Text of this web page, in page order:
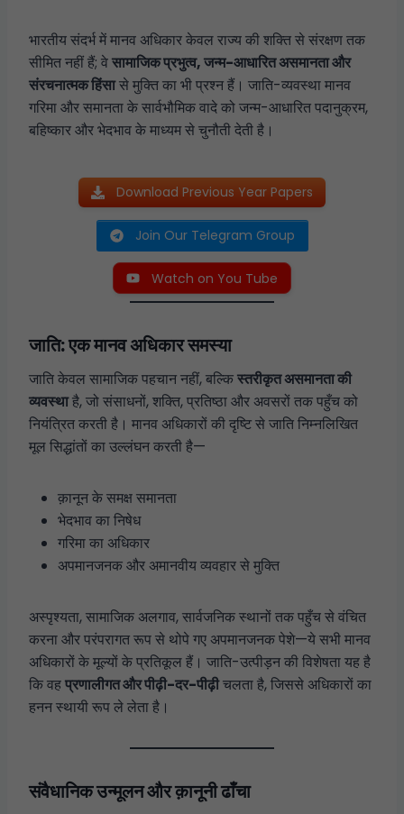
भारतीय संदर्भ में मानव अधिकार केवल राज्य की शक्ति से संरक्षण तक
सीमित नहीं हैं; वेसामाजिक प्रभुत्व, जन्म-आधारित असमानता और
संरचनात्मक हिंसासे मुक्ति का भी प्रश्न हैं। जाति-व्यवस्था मानव
गरिमा और समानता के सार्वभौमिक वादे को जन्म-आधारित पदानुक्रम,
बहिष्कार और भेदभाव के माध्यम से चुनौती देती है।
Download Previous Year Papers
Join Our Telegram Group
Watch on You Tube
जाति: एक मानव अधिकार समस्या
जाति केवल सामाजिक पहचान नहीं, बल्किस्तरीकृत असमानता की
व्यवस्थाहै, जो संसाधनों, शक्ति, प्रतिष्ठा और अवसरों तक पहुँच को
नियंत्रित करती है। मानव अधिकारों की दृष्टि से जाति निम्नलिखित
मूल सिद्धांतों का उल्लंघन करती है—
क़ानून के समक्ष समानता
भेदभाव का निषेध
गरिमा का अधिकार
अपमानजनक और अमानवीय व्यवहार से मुक्ति
अस्पृश्यता, सामाजिक अलगाव, सार्वजनिक स्थानों तक पहुँच से वंचित
करना और परंपरागत रूप से थोपे गए अपमानजनक पेशे—ये सभी मानव
अधिकारों के मूल्यों के प्रतिकूल हैं। जाति-उत्पीड़न की विशेषता यह है
कि वहप्रणालीगत और पीढ़ी-दर-पीढ़ीचलता है, जिससे अधिकारों का
हनन स्थायी रूप ले लेता है।
संवैधानिक उन्मूलन और क़ानूनी ढाँचा